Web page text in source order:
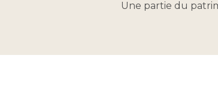
Une partie du